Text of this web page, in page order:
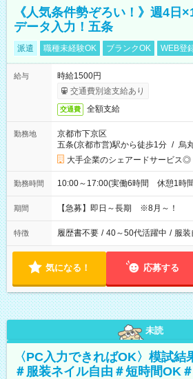
《人気条件勢ぞろい！》週4日
データ入力！五条
派遣 職種未経験OK ブランクOK WEB登
給与
時給1500円
交通費別途支給あり
交通費 全額支給
勤務地
京都市下京区
五条(京都市営)駅から徒歩1分 / 烏
大手企業のシェアードサービス◎
勤務時間 10:00～17:00(実働6時間 休憩1時
期間 【急募】即日～長期 ※8月～！
特徴 履歴書不要 / 40～50代活躍中 / 服装
気になる！ 応募する
未読
〈PC入力できればOK〉模試結
＃服装ネイル自由＃短時間OK